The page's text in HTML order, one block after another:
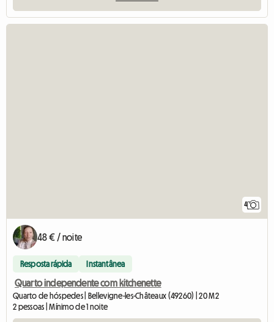
4
48 € / noite
Resposta rápida Instantânea
Quarto independente com kitchenette
Quarto de hóspedes | Bellevigne-les-Châteaux (49260) | 20 M2
2 pessoas | Mínimo de 1 noite